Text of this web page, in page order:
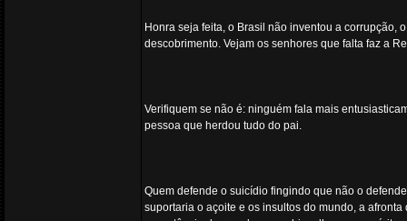
Honra seja feita, o Brasil não inventou a corrupção,
descobrimento. Vejam os senhores que falta faz a
Verifiquem se não é: ninguém fala mais
pessoa que herdou tudo do pai.
Quem defende o suicídio fingindo que não o
suportaria o açoite e os insultos do mundo, a